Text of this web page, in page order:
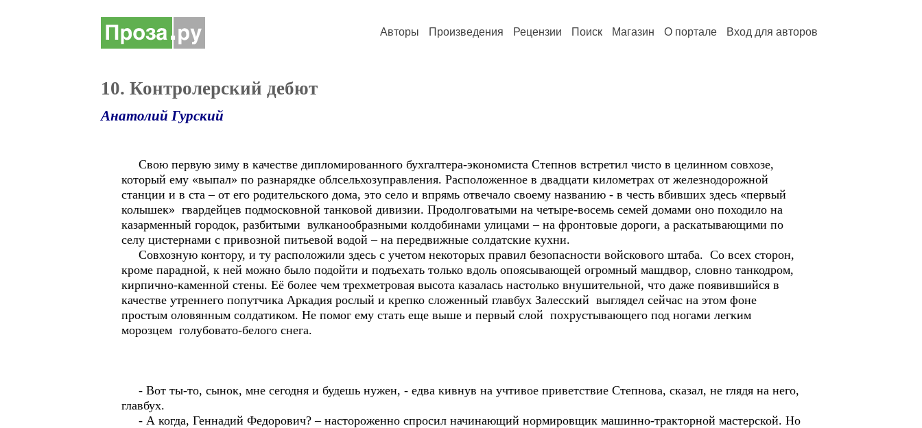
Авторы Произведения Рецензии Поиск Магазин О портале Вход для авторов
10. Контролерский дебют
Анатолий Гурский
Свою первую зиму в качестве дипломированного бухгалтера-экономиста Степнов встретил чисто в целинном совхозе,
который ему «выпал» по разнарядке облсельхозуправления. Расположенное в двадцати километрах от железнодорожной
станции и в ста – от его родительского дома, это село и впрямь отвечало своему названию - в честь вбивших здесь «первый
колышек» гвардейцев подмосковной танковой дивизии. Продолговатыми на четыре-восемь семей домами оно походило на
казарменный городок, разбитыми вулканообразными колдобинами улицами – на фронтовые дороги, а раскатывающими по
селу цистернами с привозной питьевой водой – на передвижные солдатские кухни.
Совхозную контору, и ту расположили здесь с учетом некоторых правил безопасности войскового штаба. Со всех сторон,
кроме парадной, к ней можно было подойти и подъехать только вдоль опоясывающей огромный машдвор, словно танкодром,
кирпично-каменной стены. Её более чем трехметровая высота казалась настолько внушительной, что даже появившийся в
качестве утреннего попутчика Аркадия рослый и крепко сложенный главбух Залесский выглядел сейчас на этом фоне
простым оловянным солдатиком. Не помог ему стать еще выше и первый слой похрустывающего под ногами легким
морозцем голубовато-белого снега.
- Вот ты-то, сынок, мне сегодня и будешь нужен, - едва кивнув на учтивое приветствие Степнова, сказал, не глядя на него,
главбух.
- А когда, Геннадий Федорович? – настороженно спросил начинающий нормировщик машинно-тракторной мастерской. Но